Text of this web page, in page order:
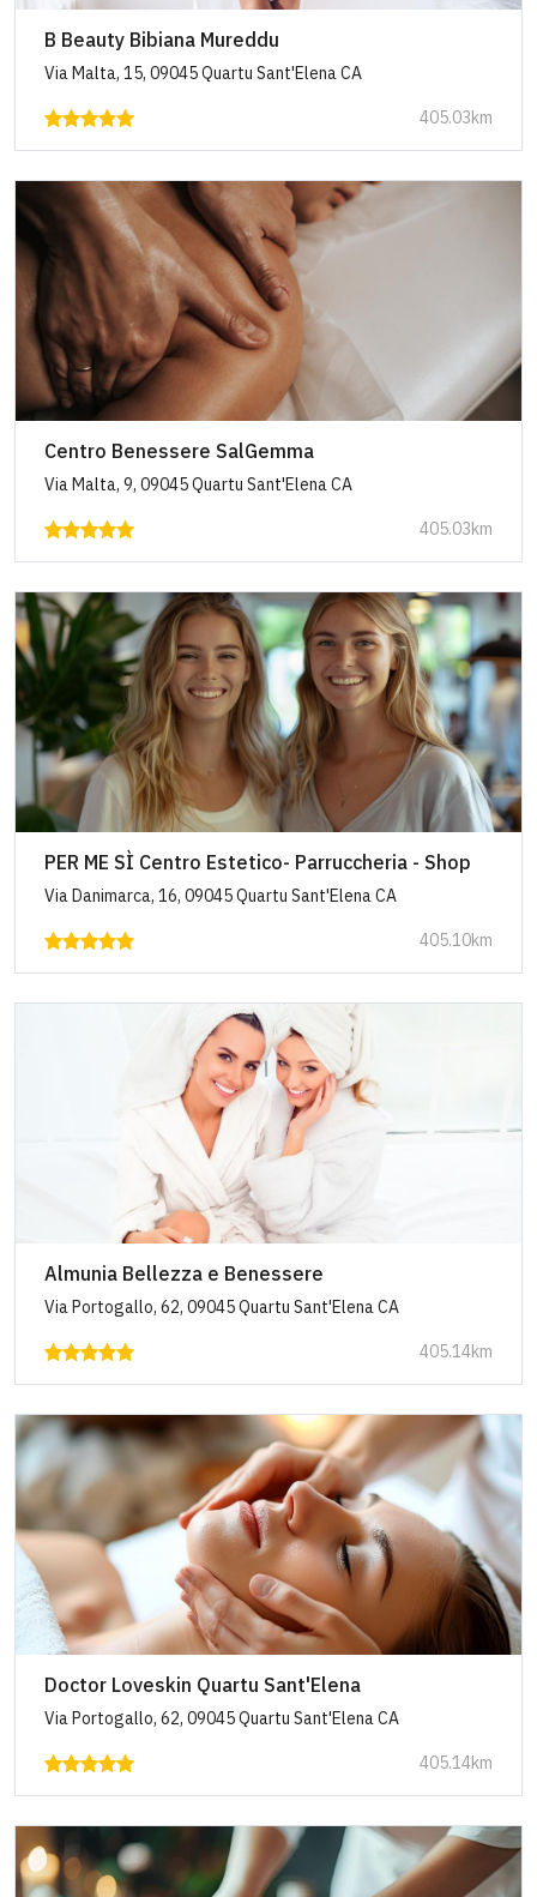
B Beauty Bibiana Mureddu
Via Malta, 15, 09045 Quartu Sant'Elena CA
405.03km
Centro Benessere SalGemma
Via Malta, 9, 09045 Quartu Sant'Elena CA
405.03km
PER ME SÌ Centro Estetico- Parruccheria - Shop
Via Danimarca, 16, 09045 Quartu Sant'Elena CA
405.10km
Almunia Bellezza e Benessere
Via Portogallo, 62, 09045 Quartu Sant'Elena CA
405.14km
Doctor Loveskin Quartu Sant'Elena
Via Portogallo, 62, 09045 Quartu Sant'Elena CA
405.14km